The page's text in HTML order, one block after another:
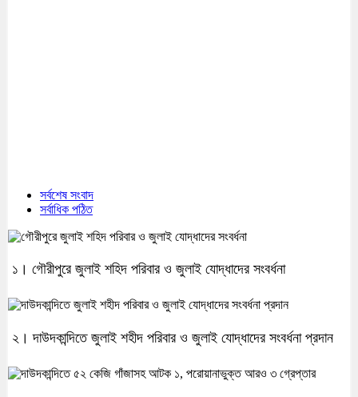
সর্বশেষ সংবাদ
সর্বাধিক পঠিত
১। গৌরীপুরে জুলাই শহিদ পরিবার ও জুলাই যোদ্ধাদের সংবর্ধনা
২। দাউদকান্দিতে জুলাই শহীদ পরিবার ও জুলাই যোদ্ধাদের সংবর্ধনা প্রদান